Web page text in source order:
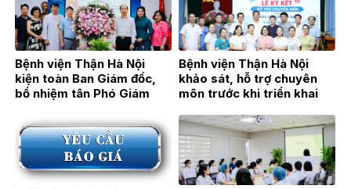
Bệnh viện Thận Hà Nội
kiện toàn Ban Giám đốc,
bổ nhiệm tân Phó Giám
Bích Hằng
Bệnh viện Thận Hà Nội
khảo sát, hỗ trợ chuyên
môn trước khi triển khai
tại Bệnh viện Đa khoa Hoài
Đức